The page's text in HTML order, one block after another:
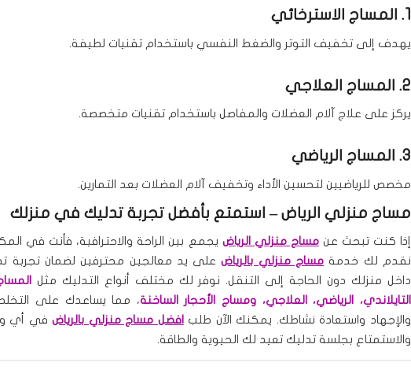
1. المساج الاسترخائي
يهدف إلى تخفيف التوتر والضغط النفسي باستخدام تقنيات لطيفة.
2. المساج العلاجي
يركز على علاج آلام العضلات والمفاصل باستخدام تقنيات متخصصة.
3. المساج الرياضي
مخصص للرياضيين لتحسين الأداء وتخفيف آلام العضلات بعد التمارين.
مساج منزلي الرياض – استمتع بأفضل تجربة تدليك في منزلك
إذا كنت تبحث عنمساج منزلي الرياض يجمع بين الراحة والاحترافية، فأنت في
نقدم لك خدمة مساج منزلي بالرياضعلى يد معالجين محترفين لضمان تجربة
داخل منزلك دون الحاجة إلى التنقل. نوفر لك مختلف أنواع التدليك مثل
التايلاندي، الرياضي، العلاجي، ومساج الأحجار الساخنة، مما يساعدك على
والإجهاد واستعادة نشاطك. يمكنك الآن طلب افضل مساج منزلي بالرياضفي أي
والاستمتاع بجلسة تدليك تعيد لك الحيوية والطاقة.